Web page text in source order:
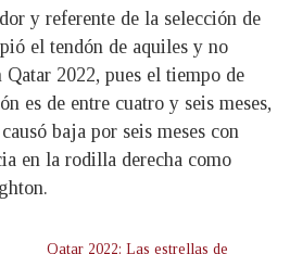
y referente de la selección de
el tendón de aquiles y no
2022, pues el tiempo de
es de entre cuatro y seis meses,
baja por seis meses con
en la rodilla derecha como
Qatar 2022: Las estrellas de